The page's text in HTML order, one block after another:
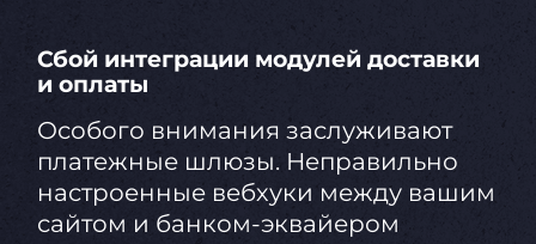
Сбой интеграции модулей доставки
и оплаты
Особого внимания заслуживают
платежные шлюзы. Неправильно
настроенные вебхуки между вашим
сайтом и банком-эквайером